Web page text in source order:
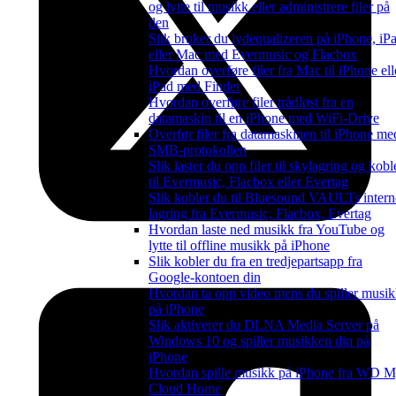
og lytte til musikk eller administrere filer på
den
Slik bruker du lydequalizeren på iPhone,
eller Mac med Evermusic og Flacbox
Hvordan overføre filer fra Mac til iPhone
iPad med Finder
Hvordan overføre filer trådløst fra en
datamaskin til en iPhone med WiFi-Drive
Overfør filer fra datamaskinen til iPhone
SMB-protokollen
Slik laster du opp filer til skylagring og
til Evermusic, Flacbox eller Evertag
Slik kobler du til Bluesound VAULTs
lagring fra Evermusic, Flacbox, Evertag
Hvordan laste ned musikk fra YouTube og
lytte til offline musikk på iPhone
Slik kobler du fra en tredjepartsapp fra
Google-kontoen din
Hvordan ta opp video mens du spiller
på iPhone
Slik aktiverer du DLNA Media Server på
Windows 10 og spiller musikken din på
iPhone
Hvordan spille musikk på iPhone fra WD
Cloud Home